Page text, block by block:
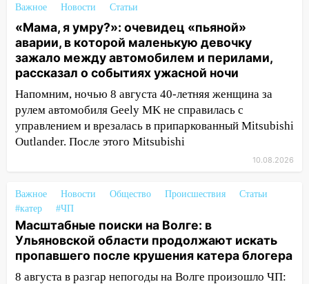
месячной нормы осадков и упало 111
деревьев в Ульяновске
10:00 В Кузоватово ураганный ветер
повредил кровли районного дома
культуры и школы
09:20 Момент падения дерева на
машину в Ульяновске попал на видео
09:16 Утро ульяновских водителей
началось с «глухой» пробки на старом
09:10
Соцсети: на Московском шоссе в
Ульяновске произошла авария
08:02 В Ульяновске во время
диспансеризации у 26-летнего парня
выявили онкологию
Важное Новости Статьи
«Мама, я умру?»: очевидец «пьяной»
аварии, в которой маленькую девочку
зажало между автомобилем и перилами,
рассказал о событиях ужасной ночи
Напомним, ночью 8 августа 40-летняя женщина за
рулем автомобиля Geely MK не справилась с
управлением и врезалась в припаркованный Mitsubishi
Outlander. После этого Mitsubishi
10.08.2026
Важное Новости Общество Происшествия
Статьи
#катер
#ЧП
Масштабные поиски на Волге: в
Ульяновской области продолжают искать
пропавшего после крушения катера блогера
8 августа в разгар непогоды на Волге произошло ЧП: